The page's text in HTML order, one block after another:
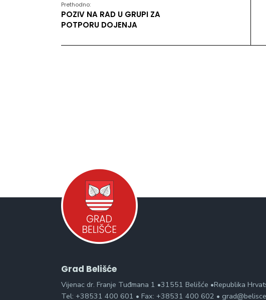
Prethodno:
POZIV NA RAD U GRUPI ZA
POTPORU DOJENJA
Grad Belišće
Vijenac dr. Franje Tuđmana 1 •31551 Belišće •Republika
Tel: +38531 400 601 • Fax: +38531 400 602 •